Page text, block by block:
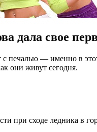
дала свое
печалью — именно в
они живут сегодня.
при сходе ледника в